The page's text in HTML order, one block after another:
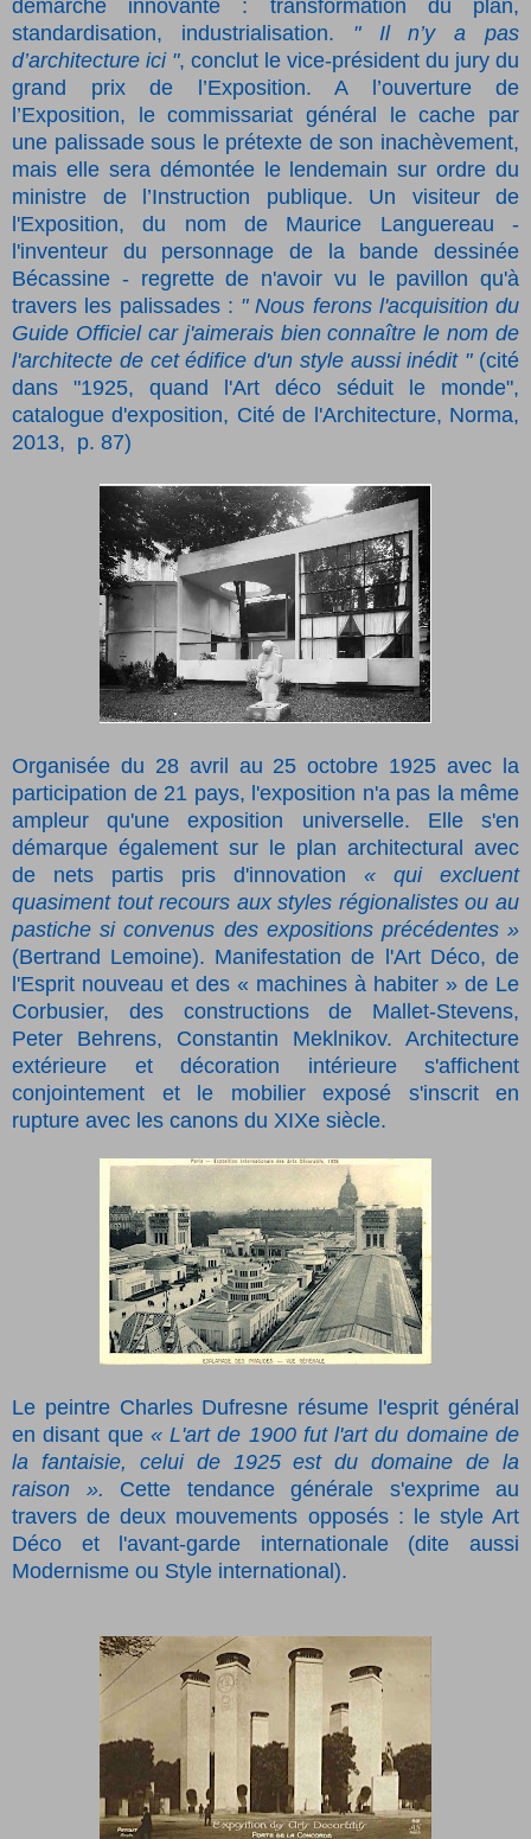
démarche innovante : transformation du plan,
standardisation, industrialisation. " Il n’y a pas
d’architecture ici ", conclut le vice-président du jury du
grand prix de l’Exposition. A l’ouverture de
l’Exposition, le commissariat général le cache par
une palissade sous le prétexte de son inachèvement,
mais elle sera démontée le lendemain sur ordre du
ministre de l’Instruction publique. Un visiteur de
l'Exposition, du nom de Maurice Languereau -
l'inventeur du personnage de la bande dessinée
Bécassine - regrette de n'avoir vu le pavillon qu'à
travers les palissades : " Nous ferons l'acquisition du
Guide Officiel car j'aimerais bien connaître le nom de
l'architecte de cet édifice d'un style aussi inédit "(cité
dans "1925, quand l'Art déco séduit le monde",
catalogue d'exposition, Cité de l'Architecture, Norma,
2013, p. 87)
Organisée du 28 avril au 25 octobre 1925 avec la
participation de 21 pays, l'exposition n'a pas la même
ampleur qu'une exposition universelle. Elle s'en
démarque également sur le plan architectural avec
de nets partis pris d'innovation « qui excluent
quasiment tout recours aux styles régionalistes ou au
pastiche si convenus des expositions précédentes »
(Bertrand Lemoine). Manifestation de l'Art Déco, de
l'Esprit nouveau et des « machines à habiter » de Le
Corbusier, des constructions de Mallet-Stevens,
Peter Behrens, Constantin Meklnikov. Architecture
extérieure et décoration intérieure s'affichent
conjointement et le mobilier exposé s'inscrit en
rupture avec les canons du XIXe siècle.
Le peintre Charles Dufresne résume l'esprit général
en disant que « L'art de 1900 fut l'art du domaine de
la fantaisie, celui de 1925 est du domaine de la
raison ». Cette tendance générale s'exprime au
travers de deux mouvements opposés : le style Art
Déco et l'avant-garde internationale (dite aussi
Modernisme ou Style international).